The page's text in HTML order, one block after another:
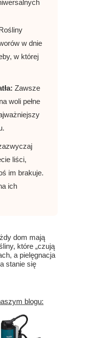
w dnie
w której
Zawsze
woli pełne
liści,
im brakuje.
ich
dom mają
które „czują
a pielęgnacja
stanie się
blogu: